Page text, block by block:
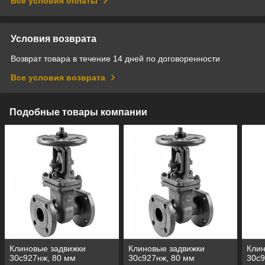
Условия возврата
Возврат товара в течение 14 дней по договоренности
Все условия возврата
Подобные товары компании
Клиновые задвижки
30с927нж, 80 мм
Клиновые задвижки
30с927нж, 80 мм